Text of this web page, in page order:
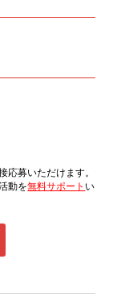
応募いただけます。
動を無料サポート い